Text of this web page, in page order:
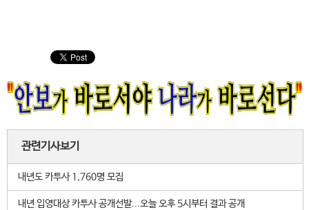
관련기사보기
내년도 카투사 1,760명 모집
내년 입영대상 카투사 공개선발...오늘 오후 5시부터 결과 공개